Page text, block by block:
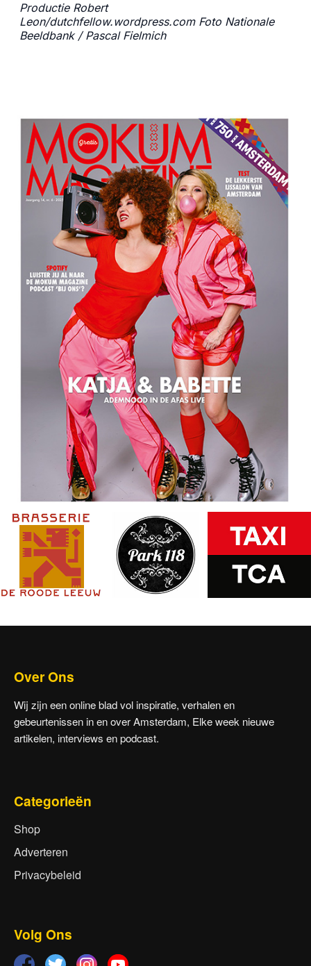
Productie Robert
Leon/dutchfellow.wordpress.com Foto Nationale
Beeldbank / Pascal Fielmich
Over Ons
Wij zijn een online blad vol inspiratie, verhalen en
gebeurtenissen in en over Amsterdam, Elke week nieuwe
artikelen, interviews en podcast.
Categorieën
Shop
Adverteren
Privacybeleid
Volg Ons